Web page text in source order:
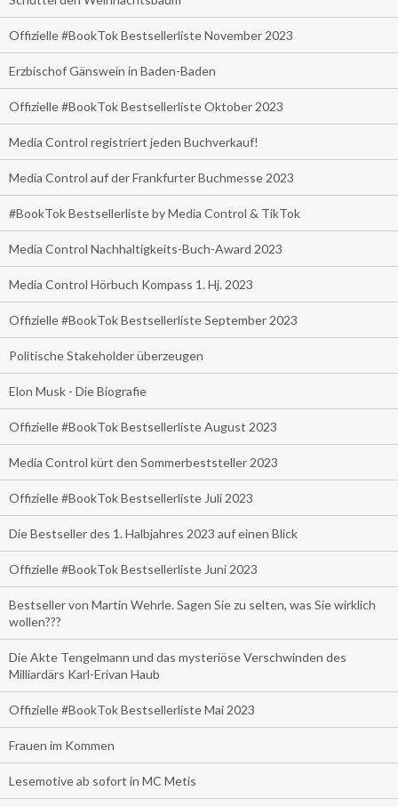
Offizielle #BookTok Bestsellerliste November 2023
Erzbischof Gänswein in Baden-Baden
Offizielle #BookTok Bestsellerliste Oktober 2023
Media Control registriert jeden Buchverkauf!
Media Control auf der Frankfurter Buchmesse 2023
#BookTok Bestsellerliste by Media Control & TikTok
Media Control Nachhaltigkeits-Buch-Award 2023
Media Control Hörbuch Kompass 1. Hj. 2023
Offizielle #BookTok Bestsellerliste September 2023
Politische Stakeholder überzeugen
Elon Musk - Die Biografie
Offizielle #BookTok Bestsellerliste August 2023
Media Control kürt den Sommerbeststeller 2023
Offizielle #BookTok Bestsellerliste Juli 2023
Die Bestseller des 1. Halbjahres 2023 auf einen Blick
Offizielle #BookTok Bestsellerliste Juni 2023
Bestseller von Martin Wehrle. Sagen Sie zu selten, was Sie wirklich
wollen???
Die Akte Tengelmann und das mysteriöse Verschwinden des
Milliardärs Karl-Erivan Haub
Offizielle #BookTok Bestsellerliste Mai 2023
Frauen im Kommen
Lesemotive ab sofort in MC Metis